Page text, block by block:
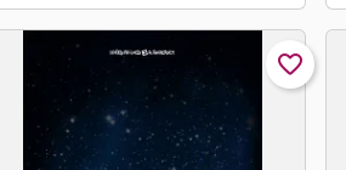
favorite_border